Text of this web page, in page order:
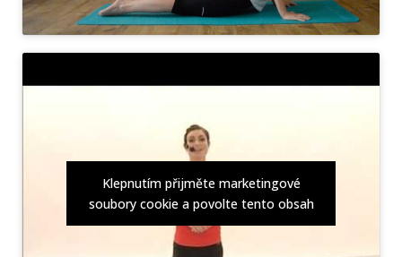
Klepnutím přijměte marketingové
soubory cookie a povolte tento obsah